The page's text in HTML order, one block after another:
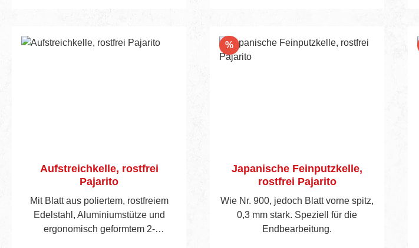
Aufstreichkelle, rostfrei
Pajarito
Mit Blatt aus poliertem, rostfreiem
Edelstahl, Aluminiumstütze und
ergonomisch geformtem 2-
%Rabatt
Japanische Feinputzkelle,
rostfrei Pajarito
Wie Nr. 900, jedoch Blatt vorne spitz,
0,3 mm stark. Speziell für die
Endbearbeitung.